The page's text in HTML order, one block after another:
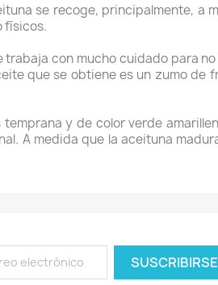
se recoge, principalmente, a
físicos.
con mucho cuidado para
que se obtiene es un zumo de
y de color verde
A medida que la aceituna